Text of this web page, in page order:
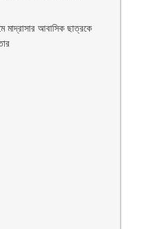
মাদ্রাসার আবাসিক ছাত্রকে